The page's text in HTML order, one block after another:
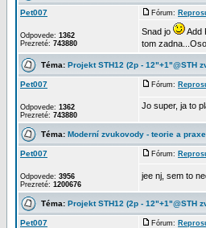
Pet007
Odpovede: 1362
Prezreté: 743880
Fórum:
Snad jo
Add
tom
Téma: Projekt STH12 (2p - 12"+1"@STH
Pet007
Odpovede: 1362
Prezreté: 743880
Fórum:
Jo super, ja to
Téma: Moderní zvukovody - teorie a praxe
Pet007
Odpovede: 3956
Prezreté: 1200676
Fórum:
jee nj, sem to
Téma: Projekt STH12 (2p - 12"+1"@STH
Pet007 Fórum: